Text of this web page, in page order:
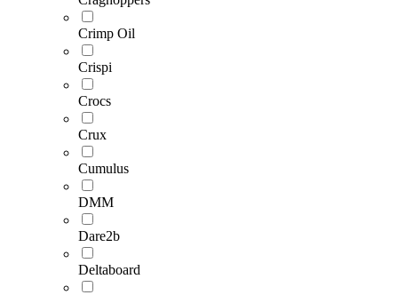
Crimp Oil
Crispi
Crocs
Crux
Cumulus
DMM
Dare2b
Deltaboard